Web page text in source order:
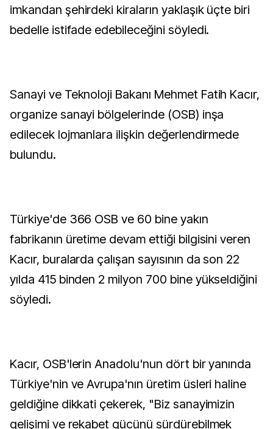
imkandan şehirdeki kiraların yaklaşık üçte biri
bedelle istifade edebileceğini söyledi.
Sanayi ve Teknoloji Bakanı Mehmet Fatih Kacır,
organize sanayi bölgelerinde (OSB) inşa
edilecek lojmanlara ilişkin değerlendirmede
bulundu.
Türkiye'de 366 OSB ve 60 bine yakın
fabrikanın üretime devam ettiği bilgisini veren
Kacır, buralarda çalışan sayısının da son 22
yılda 415 binden 2 milyon 700 bine yükseldiğini
söyledi.
Kacır, OSB'lerin Anadolu'nun dört bir yanında
Türkiye'nin ve Avrupa'nın üretim üsleri haline
geldiğine dikkati çekerek, "Biz sanayimizin
gelişimi ve rekabet gücünü sürdürebilmek